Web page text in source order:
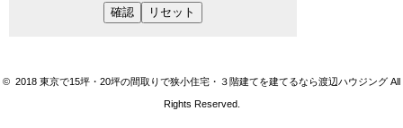
© 2018 東京で15坪・20坪の間取りで狭小住宅・３階建てを建てるなら渡辺ハウジング All
Rights Reserved.